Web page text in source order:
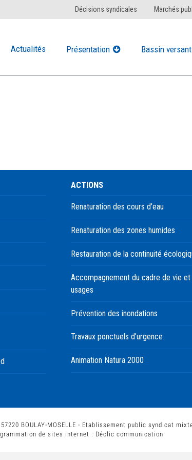
Décisions syndicales Marchés
Actualités Présentation Bassin versant
ACTIONS
Renaturation des cours d’eau
Renaturation des zones humides
Restauration de la continuité
Accompagnement du cadre de vie et
usages
Prévention des inondations
Travaux ponctuels d’urgence
Animation Natura 2000
BOULAY-MOSELLE - Etablissement public syndicat
de sites internet : Déclic communication